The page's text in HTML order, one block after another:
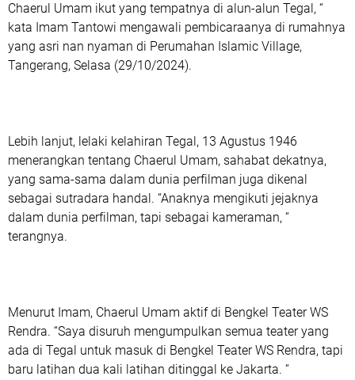
Chaerul Umam ikut yang tempatnya di alun-alun Tegal, “
kata Imam Tantowi mengawali pembicaraanya di rumahnya
yang asri nan nyaman di Perumahan Islamic Village,
Tangerang, Selasa (29/10/2024).
Lebih lanjut, lelaki kelahiran Tegal, 13 Agustus 1946
menerangkan tentang Chaerul Umam, sahabat dekatnya,
yang sama-sama dalam dunia perfilman juga dikenal
sebagai sutradara handal. “Anaknya mengikuti jejaknya
dalam dunia perfilman, tapi sebagai kameraman, “
terangnya.
Menurut Imam, Chaerul Umam aktif di Bengkel Teater WS
Rendra. “Saya disuruh mengumpulkan semua teater yang
ada di Tegal untuk masuk di Bengkel Teater WS Rendra, tapi
baru latihan dua kali latihan ditinggal ke Jakarta. “